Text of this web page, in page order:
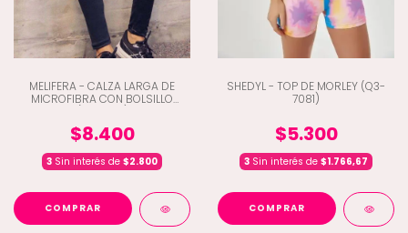
MELIFERA - CALZA LARGA DE
MICROFIBRA CON BOLSILLO
$8.400
3 Sin interés de $2.800
COMPRAR
SHEDYL - TOP DE MORLEY (Q3-
7081)
$5.300
3 Sin interés de $1.766,67
COMPRAR